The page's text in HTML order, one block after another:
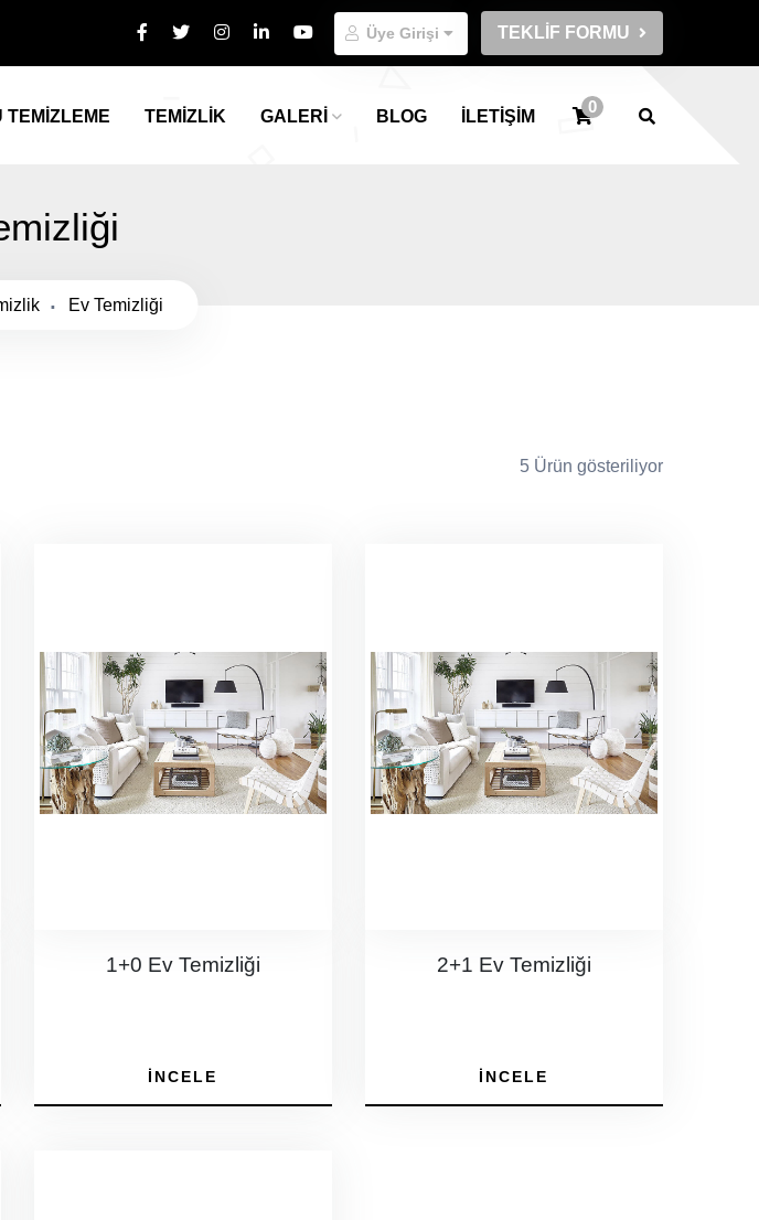
Üye Girişi TEKLİF FORMU
TEMİZLEME TEMİZLİK GALERİ BLOG İLETİŞİM
0
Ev Temizliği
5 Ürün gösteriliyor
1+0 Ev Temizliği
İNCELE
2+1 Ev Temizliği
İNCELE